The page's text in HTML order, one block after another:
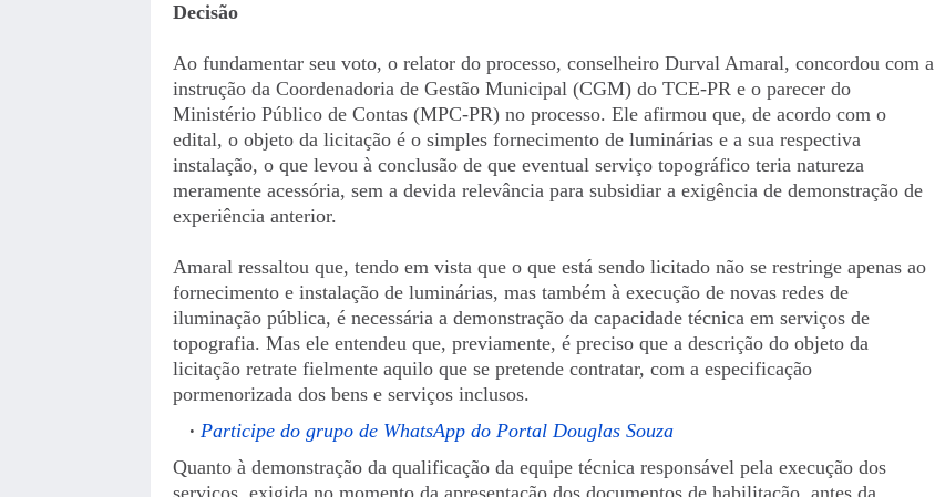
Decisão
Ao fundamentar seu voto, o relator do processo, conselheiro Durval Amaral, concordou com a
instrução da Coordenadoria de Gestão Municipal (CGM) do TCE-PR e o parecer do
Ministério Público de Contas (MPC-PR) no processo. Ele afirmou que, de acordo com o
edital, o objeto da licitação é o simples fornecimento de luminárias e a sua respectiva
instalação, o que levou à conclusão de que eventual serviço topográfico teria natureza
meramente acessória, sem a devida relevância para subsidiar a exigência de demonstração de
experiência anterior.
Amaral ressaltou que, tendo em vista que o que está sendo licitado não se restringe apenas ao
fornecimento e instalação de luminárias, mas também à execução de novas redes de
iluminação pública, é necessária a demonstração da capacidade técnica em serviços de
topografia. Mas ele entendeu que, previamente, é preciso que a descrição do objeto da
licitação retrate fielmente aquilo que se pretende contratar, com a especificação
pormenorizada dos bens e serviços inclusos.
Participe do grupo de WhatsApp do Portal Douglas Souza
Quanto à demonstração da qualificação da equipe técnica responsável pela execução dos
serviços, exigida no momento da apresentação dos documentos de habilitação, antes da